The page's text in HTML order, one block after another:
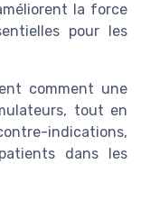
la force
pour les
comment une
tout en
indications,
dans les